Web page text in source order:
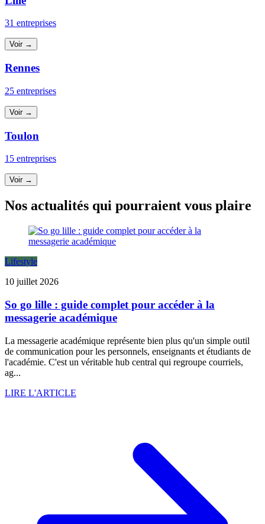
31 entreprises
Voir →
Rennes
25 entreprises
Voir →
Toulon
15 entreprises
Voir →
Nos actualités qui pourraient vous plaire
Lifestyle
10 juillet 2026
So go lille : guide complet pour accéder à la
messagerie académique
La messagerie académique représente bien plus qu'un simple outil
de communication pour les personnels, enseignants et étudiants de
l'académie. C'est un véritable hub central qui regroupe courriels,
ag...
LIRE L'ARTICLE